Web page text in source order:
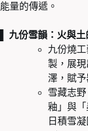
能量的傳遞。
▌ 九份雪韻：火與
九份燒
製，展
澤，賦予
雪藏志
釉」與
日積雪